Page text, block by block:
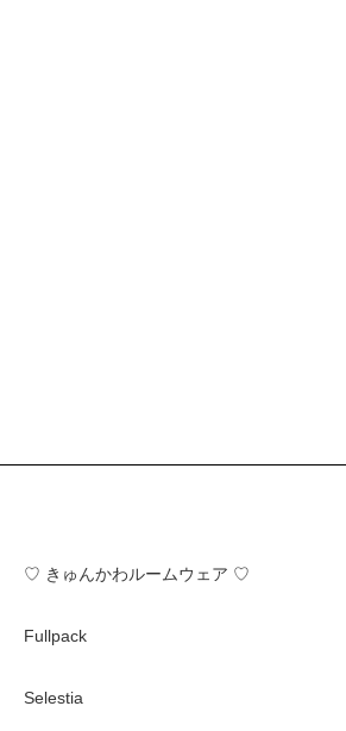
♡ きゅんかわルームウェア ♡
Fullpack
Selestia